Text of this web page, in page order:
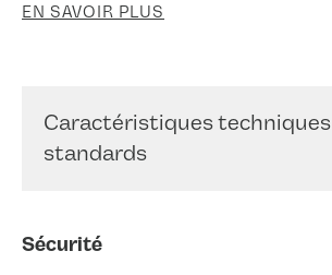
Caractéristiques techniques
standards
Sécurité
EN SAVOIR PLUS